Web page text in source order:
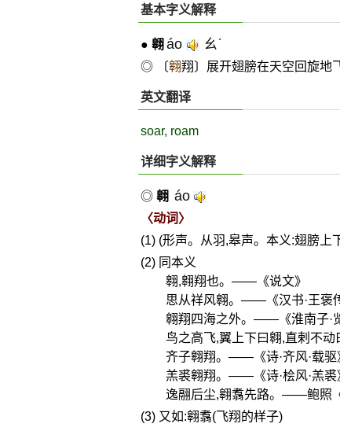
基本字义解释
● 翱 áo ㄠˊ
◎ 〔翱翔〕展开翅膀在天空回旋地
英文翻译
soar, roam
详细字义解释
◎ 翱 áo
〈动词〉
(1) (形声。从羽,皋声。本义:翅膀上
(2) 同本义
翱,翱翔也。——《说文》
思从祥风翱。——《汉书·王褒
翱翔四海之外。——《淮南子·
鸟之高飞,翼上下曰翱,直剌不
齐子翱翔。——《诗·齐风·载驱
羔裘翱翔。——《诗·桧风·羔裘
逸翮后尘,翱翥先路。——鲍照
(3) 又如:翱翥(飞翔的样子)